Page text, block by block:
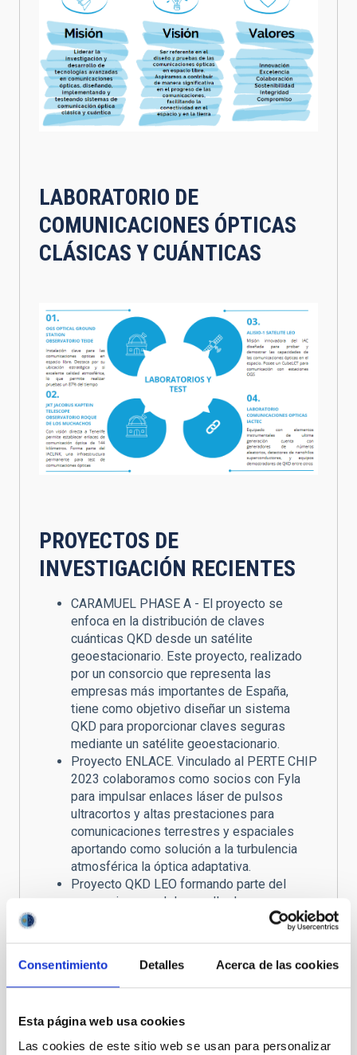
Consentimiento Detalles Acerca de las cookies
Esta página web usa cookies
Las cookies de este sitio web se usan para personalizar
LABORATORIO DE
COMUNICACIONES ÓPTICAS
CLÁSICAS Y CUÁNTICAS
PROYECTOS DE
INVESTIGACIÓN RECIENTES
CARAMUEL PHASE A - El proyecto se
enfoca en la distribución de claves
cuánticas QKD desde un satélite
geoestacionario. Este proyecto, realizado
por un consorcio que representa las
empresas más importantes de España,
tiene como objetivo diseñar un sistema
QKD para proporcionar claves seguras
mediante un satélite geoestacionario.
Proyecto ENLACE. Vinculado al PERTE CHIP
2023 colaboramos como socios con Fyla
para impulsar enlaces láser de pulsos
ultracortos y altas prestaciones para
comunicaciones terrestres y espaciales
aportando como solución a la turbulencia
atmosférica la óptica adaptativa.
Proyecto QKD LEO formando parte del
consorcio para el desarrollo de una carga
útil destinada a ser embarcada en un